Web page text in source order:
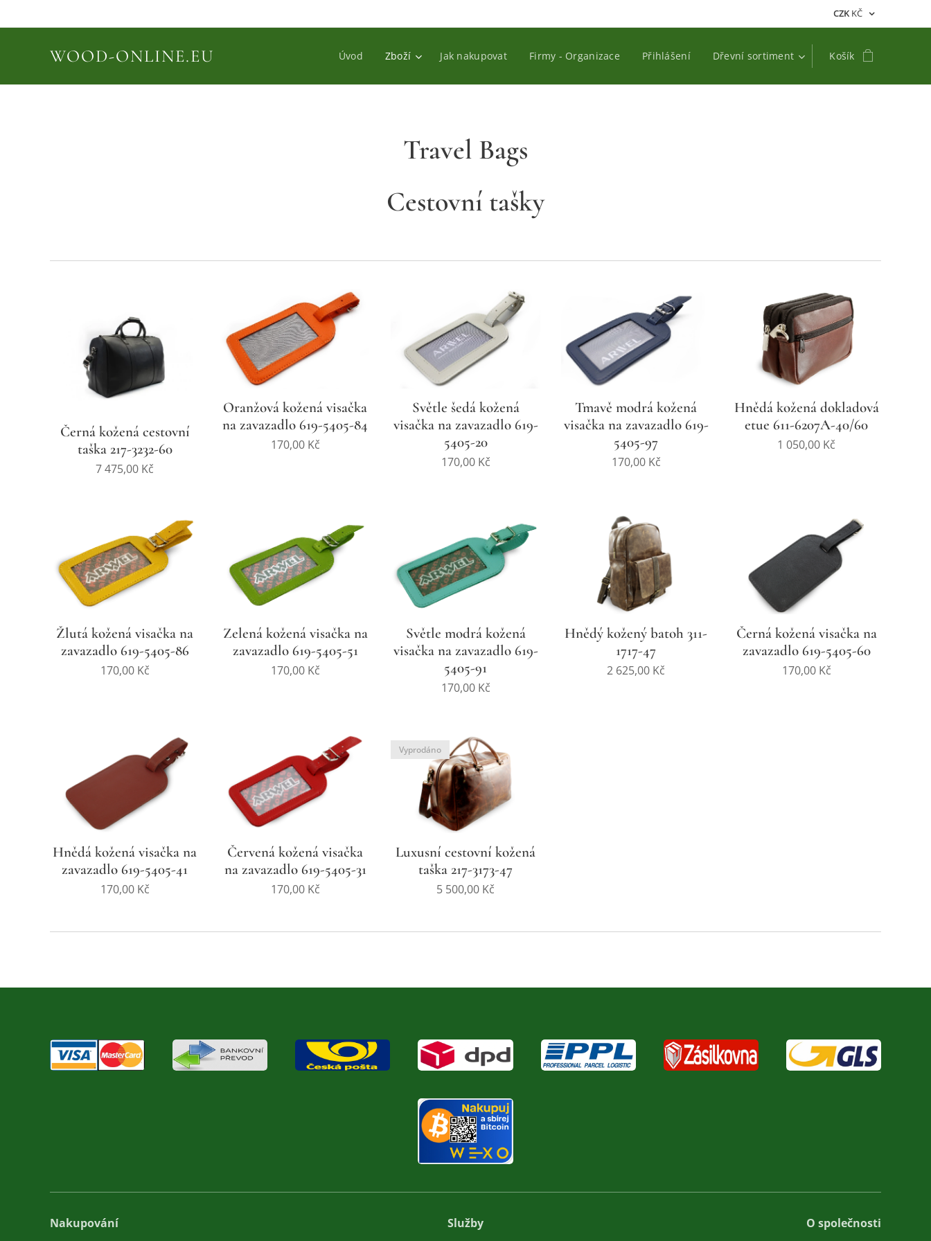
CZK KČ
WOOD-ONLINE.EU Úvod Zboží Jak nakupovat Firmy - Organizace Přihlášení Dřevní sortiment Košík
Travel Bags
Cestovní tašky
Černá kožená cestovní
taška 217­-3232­-60
7 475,00 Kč
Oranžová kožená visačka
na zavazadlo 619-5405-84
170,00Kč
Světle šedá kožená
visačka na zavazadlo 619-
5405-20
170,00Kč
Tmavě modrá kožená
visačka na zavazadlo 619-
5405-97
170,00Kč
Hnědá kožená dokladová
etue 611-6207A-40/60
1 050,00 Kč
Žlutá kožená visačka na
zavazadlo 619-5405-86
170,00Kč
Zelená kožená visačka na
zavazadlo 619-5405-51
170,00Kč
Světle modrá kožená
visačka na zavazadlo 619-
5405-91
170,00Kč
Hnědý kožený batoh 311-
1717-47
2 625,00 Kč
Černá kožená visačka na
zavazadlo 619-5405-60
170,00Kč
Hnědá kožená visačka na
zavazadlo 619-5405-41
170,00Kč
Červená kožená visačka
na zavazadlo 619-5405-31
170,00Kč
Luxusní cestovní kožená
taška 217-3173-47
Vyprodáno
5 500,00 Kč
Nakupování Služby O společnosti